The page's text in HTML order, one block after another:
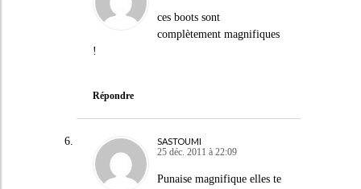
ces boots sont
complètement magnifiques
!
Répondre
SASTOUMI
25 déc. 2011 à 22:09
Punaise magnifique elles te